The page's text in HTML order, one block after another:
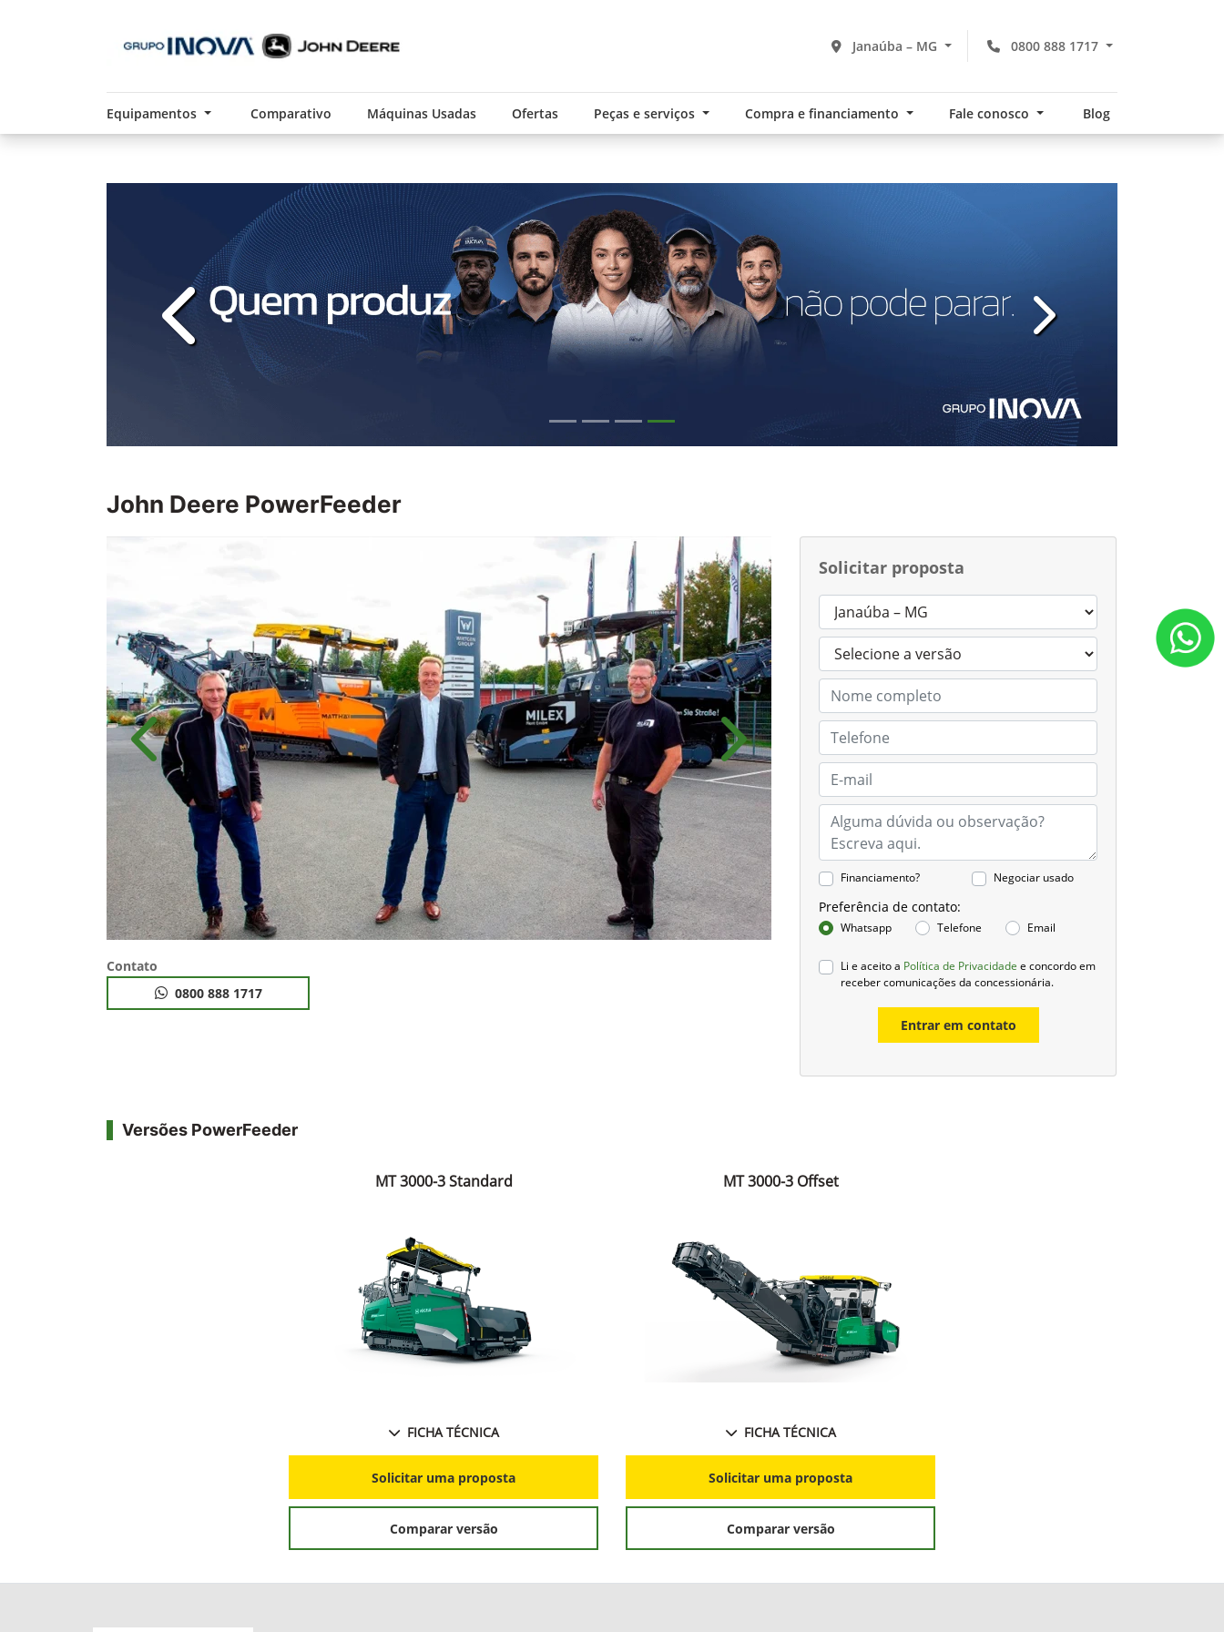
0800 888 1717
Janaúba – MG
Equipamentos Comparativo Máquinas Usadas Ofertas Peças e serviços Compra e financiamento Fale conosco Blog
templates.template-01.components.carousel.texts.control_prev templates.template-
John Deere PowerFeeder
Solicitar proposta
Financiamento? Negociar usado
Preferência de contato:
Whatsapp Telefone Email
Li e aceito a Política de Privacidade e concordo em
receber comunicações da concessionária.
Entrar em contato
Anterior Próximo
Contato
0800 888 1717
Versões PowerFeeder
MT 3000-3 Standard
FICHA TÉCNICA
Solicitar uma proposta
Comparar versão
MT 3000-3 Offset
FICHA TÉCNICA
Solicitar uma proposta
Comparar versão